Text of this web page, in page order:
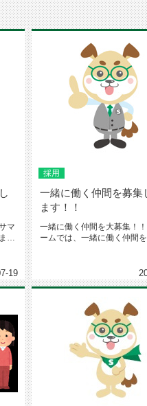
マ
19
採用
一緒に働く仲間を募集
ます！！
一緒に働く仲間を大募集！
ームでは、一緒に働く仲間